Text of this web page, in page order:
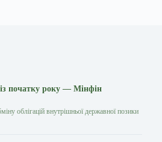
початку року — Мінфін
облігацій внутрішньої державної позики